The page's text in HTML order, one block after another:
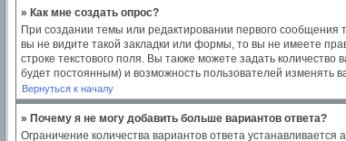
» Как мне создать опрос?
При создании темы или редактировании первого
вы не видите такой закладки или формы, то вы не имеете
строке текстового поля. Вы также можете задать
будет постоянным) и возможность пользователей изменять
Вернуться к началу
» Почему я не могу добавить больше вариантов ответа?
Ограничение количества вариантов ответа